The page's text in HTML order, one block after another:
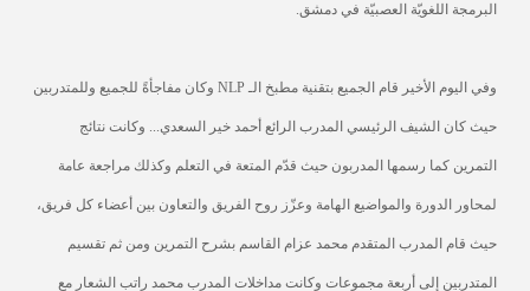
البرمجة اللغويّة العصبيّة في دمشق.
وفي اليوم الأخير قام الجميع بتقنية مطبخ الـ NLP وكان مفاجأةً للجميع وللمتدربين
حيث كان الشيف الرئيسي المدرب الرائع أحمد خير السعدي... وكانت نتائج
التمرين كما رسمها المدربون حيث قدّم المتعة في التعلم وكذلك مراجعة عامة
لمحاور الدورة والمواضيع الهامة وعزّز روح الفريق والتعاون بين أعضاء كل فريق،
حيث قام المدرب المتقدم محمد عزام القاسم بشرح التمرين ومن ثم تقسيم
المتدربين إلى أربعة مجموعات وكانت مداخلات المدرب محمد راتب الشعار مع